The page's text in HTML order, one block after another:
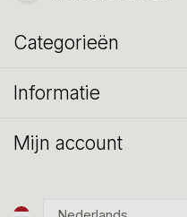
Categorieën
Informatie
Mijn account